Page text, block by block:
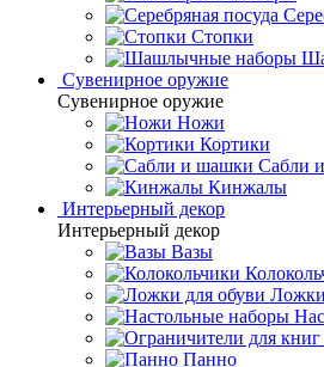
Стопки
Сувенирное оружие
Сувенирное оружие
Ножи
Кортики
Сабли
Кинжалы
Интерьерный декор
Интерьерный декор
Вазы
Панно